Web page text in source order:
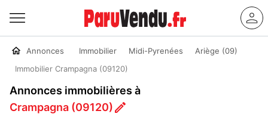
Annonces Immobilier Midi-Pyrenées
Ariège (09)
Immobilier Crampagna (09120)
Annonces immobilières à
Crampagna (09120)